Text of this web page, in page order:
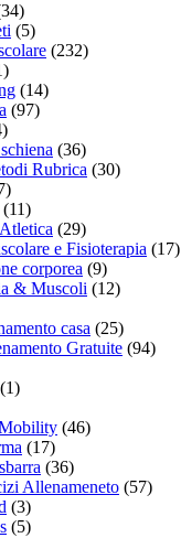
(5)
(232)
(14)
(97)
(36)
Rubrica (30)
(11)
(29)
e Fisioterapia (17)
corporea (9)
& Muscoli (12)
casa (25)
Gratuite (94)
(1)
(46)
(17)
(36)
Allenameneto (57)
(3)
(5)